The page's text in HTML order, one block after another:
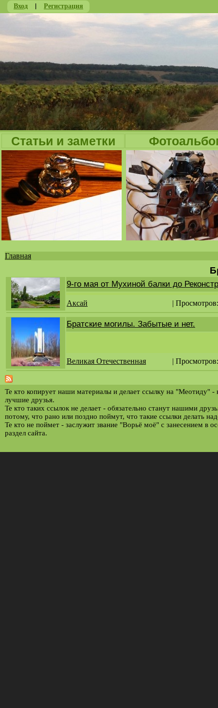
Вход | Регистрация
Статьи и заметки
здесь
Главная
9-го мая от Мухиной балки до
Аксай |
Братские могилы. Забытые и нет.
Великая Отечественная |
Те кто копирует наши материалы и делает ссылку на "Меотиду" -
лучшие друзья.
Те кто таких ссылок не делает - обязательно станут нашими
потому, что рано или поздно поймут, что такие ссылки делать
Те кто не поймет - заслужит звание "Ворьё моё" с занесением в
раздел сайта.